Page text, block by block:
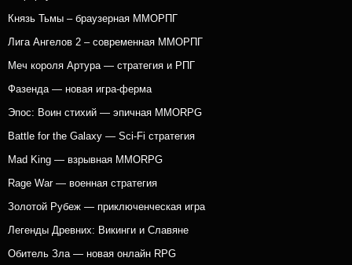
Князь Тьмы – браузерная ММОРПГ
Лига Ангелов 2 – современная ММОРПГ
Меч короля Артура — стратегия и РПГ
Фазенда — новая игра-ферма
Эпос: Воин стихий — эпичная MMORPG
Battle for the Galaxy — Sci-Fi стратегия
Mad King — взрывная MMORPG
Rage War — военная стратегия
Золотой Рубеж — приключенческая игра
Легенды Древних: Викинги и Славяне
Обитель Зла — новая онлайн RPG